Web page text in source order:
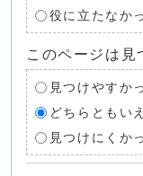
役に立たなか
このページは見
見つけやすか
どちらともい
見つけにくか